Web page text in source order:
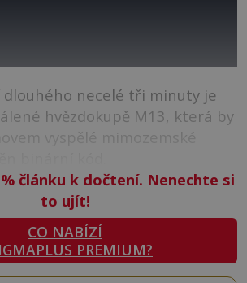
dlouhého necelé tři minuty je
hvězdokupě M13, která by
vyspělé mimozemské
%článku k dočtení. Nenechte si
to ujít!
CO NABÍZÍ
PREMIUM?